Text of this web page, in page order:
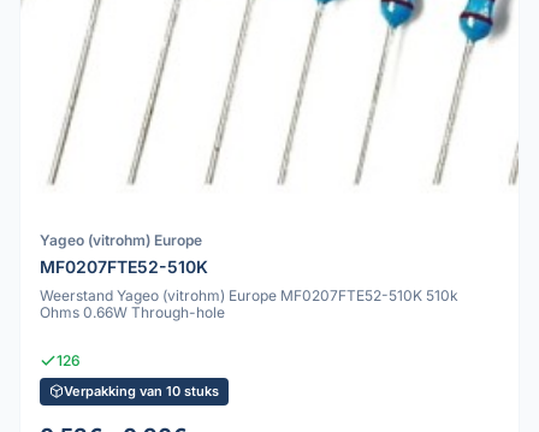
Yageo (vitrohm) Europe
MF0207FTE52-510K
Weerstand Yageo (vitrohm) Europe MF0207FTE52-510K 510k
Ohms 0.66W Through-hole
126
Verpakking van 10 stuks